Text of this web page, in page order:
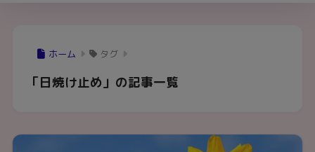
ホーム タグ
「日焼け止め」の記事一覧